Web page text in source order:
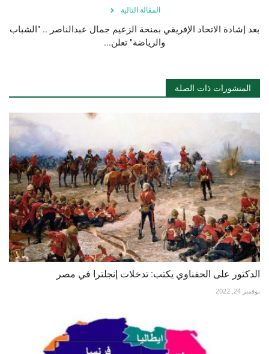
المقالة التالية
بعد إشادة الاتحاد الإفريقي بمنحة الزعيم جمال عبدالناصر .. "الشباب
والرياضة" تعلن...
المنشورات ذات الصلة
الدكتور على الحفناوي يكتب: تدخلات إنجلترا في مصر
نوفمبر 24, 2022